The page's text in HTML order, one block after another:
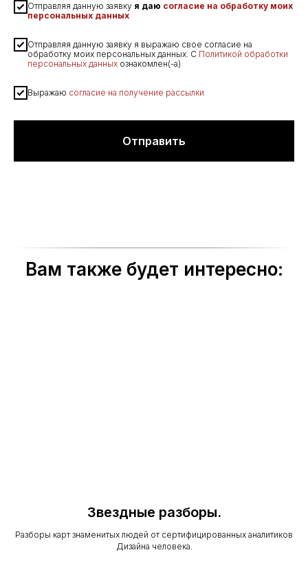
Отправляя данную заявку я даю согласие на обработку моих
персональных данных
Отправляя данную заявку я выражаю свое согласие на
обработку моих персональных данных. С Политикой обработки
персональных данных ознакомлен(-а)
Выражаю согласие на получение рассылки
Отправить
Вам также будет интересно:
Звездные разборы.
Разборы карт знаменитых людей от сертифицированных аналитиков
Дизайна человека.
* Instagram принадлежит компании Meta, признанной
экстремистской организацией и запрещенной в РФ
Контакты